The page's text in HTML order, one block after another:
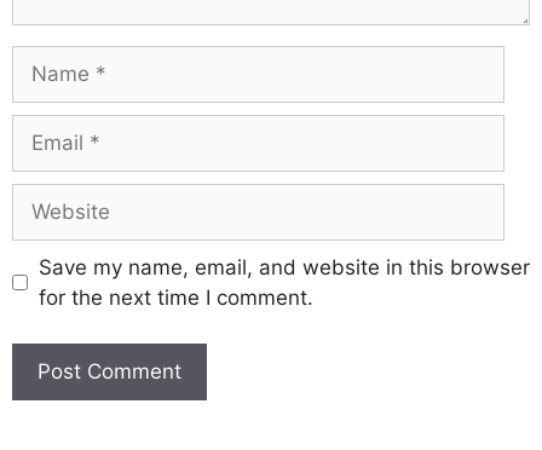
Save my name, email, and website in this browser
for the next time I comment.